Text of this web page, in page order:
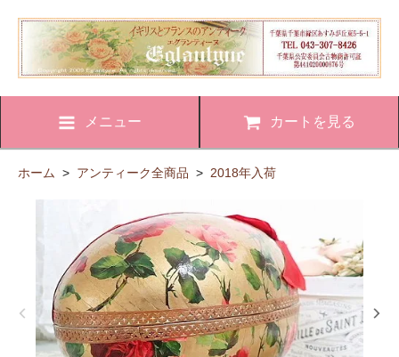
メニュー カートを見る
ホーム > アンティーク全商品 > 2018年入荷